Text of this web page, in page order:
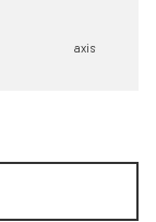
axis